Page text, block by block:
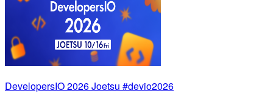
DevelopersIO 2026 Joetsu #devio2026